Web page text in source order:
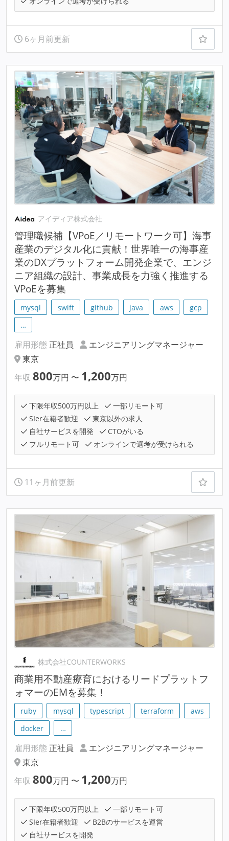
6ヶ月前更新
アイディア株式会社
管理職候補【VPoE／リモートワーク可】海事
産業のデジタル化に貢献！世界唯一の海事産
業のDXプラットフォーム開発企業で、エンジ
ニア組織の設計、事業成長を力強く推進する
VPoEを募集
mysql swift github java aws
gcp
…
雇用形態 正社員
エンジニアリングマネージャー
東京
年収 800万円 〜 1,200万円
下限年収500万円以上
一部リモート可
SIer在籍者歓迎
東京以外の求人
自社サービスを開発
CTOがいる
フルリモート可
オンラインで選考が受けられる
11ヶ月前更新
株式会社COUNTERWORKS
商業用不動産療育におけるリードプラットフ
ォマーのEMを募集！
ruby mysql typescript terraform
aws
docker
…
雇用形態 正社員
エンジニアリングマネージャー
東京
年収 800万円 〜 1,200万円
下限年収500万円以上
一部リモート可
SIer在籍者歓迎
B2Bのサービスを運営
自社サービスを開発